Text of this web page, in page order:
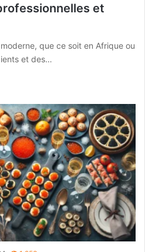
et
que ce soit en Afrique ou
et des…